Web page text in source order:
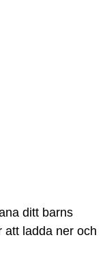
ditt barns
att ladda ner och